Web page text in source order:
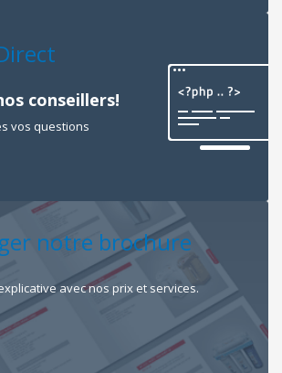
conseillers!
vos questions
notre brochure
avec nos prix et services.